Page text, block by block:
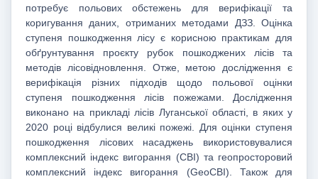
потребує польових обстежень для верифікації та
коригування даних, отриманих методами ДЗЗ. Оцінка
ступеня пошкодження лісу є корисною практикам для
обґрунтування проєкту рубок пошкоджених лісів та
методів лісовідновлення. Отже, метою дослідження є
верифікація різних підходів щодо польової оцінки
ступеня пошкодження лісів пожежами. Дослідження
виконано на прикладі лісів Луганської області, в яких у
2020 році відбулися великі пожежі. Для оцінки ступеня
пошкодження лісових насаджень використовувалися
комплексний індекс вигорання (CBI) та геопросторовий
комплексний індекс вигорання (GeoCBI). Також для